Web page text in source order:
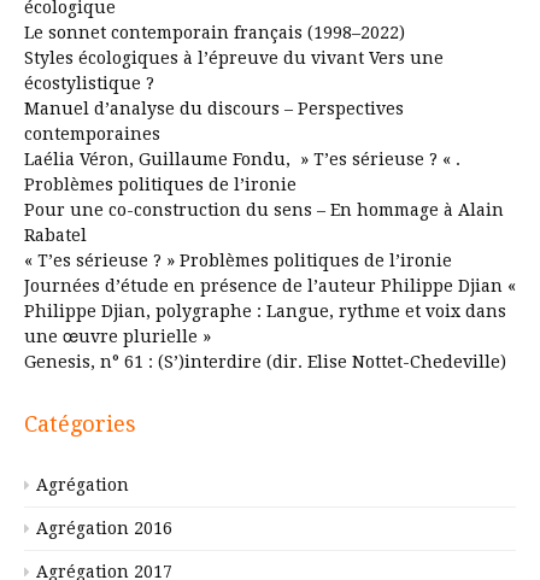
écologique
Le sonnet contemporain français (1998–2022)
Styles écologiques à l’épreuve du vivant Vers une
écostylistique ?
Manuel d’analyse du discours – Perspectives
contemporaines
Laélia Véron, Guillaume Fondu, » T’es sérieuse ? « .
Problèmes politiques de l’ironie
Pour une co-construction du sens – En hommage à Alain
Rabatel
« T’es sérieuse ? » Problèmes politiques de l’ironie
Journées d’étude en présence de l’auteur Philippe Djian «
Philippe Djian, polygraphe : Langue, rythme et voix dans
une œuvre plurielle »
Genesis, n° 61 : (S’)interdire (dir. Elise Nottet-Chedeville)
Catégories
Agrégation
Agrégation 2016
Agrégation 2017